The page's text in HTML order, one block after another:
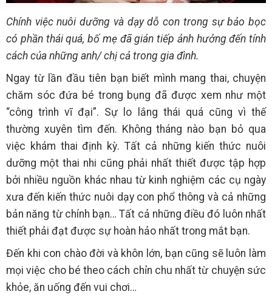
Chính việc nuôi dưỡng và dạy dỗ con trong sự bảo bọc
có phần thái quá, bố mẹ đã gián tiếp ảnh hưởng đến tính
cách của những anh/ chị cả trong gia đình.
Ngay từ lần đầu tiên bạn biết mình mang thai, chuyện
chăm sóc đứa bé trong bụng đã được xem như một
“công trình vĩ đại”. Sự lo lắng thái quá cũng vì thế
thường xuyên tìm đến. Không tháng nào bạn bỏ qua
việc khám thai định kỳ. Tất cả những kiến thức nuôi
dưỡng một thai nhi cũng phải nhất thiết được tập hợp
bởi nhiều nguồn khác nhau từ kinh nghiệm các cụ ngày
xưa đến kiến thức nuôi dạy con phổ thông và cả những
bản năng từ chính bạn… Tất cả những điều đó luôn nhất
thiết phải đạt được sự hoàn hảo nhất trong mắt bạn.
Đến khi con chào đời và khôn lớn, bạn cũng sẽ luôn làm
mọi việc cho bé theo cách chỉn chu nhất từ chuyện sức
khỏe, ăn uống đến vui chơi…